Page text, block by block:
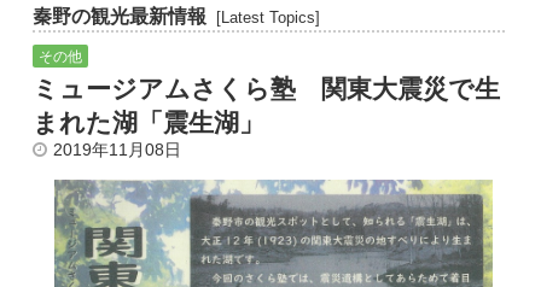
秦野の観光最新情報 [Latest Topics]
その他
ミュージアムさくら塾 関東大震災で生
まれた湖「震生湖」
2019年11月08日